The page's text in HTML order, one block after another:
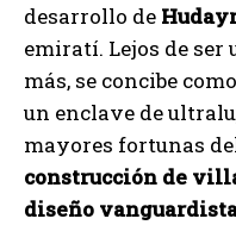
desarrollo de
emiratí. Lejos de
más, se concibe
un enclave de
mayores fortunas
construcción de
diseño